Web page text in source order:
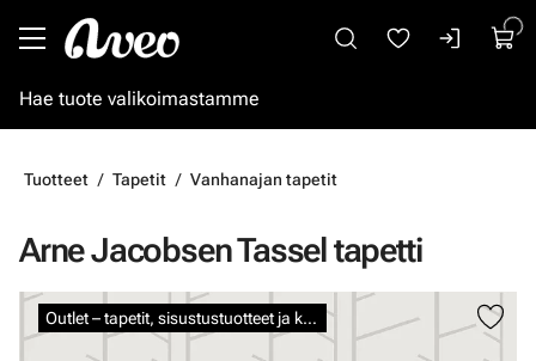
Tuotteet Tapetit Vanhanajan tapetit
Arne Jacobsen Tassel tapetti
Outlet – tapetit, sisustustuotteet ja kalkkimaalit
Ohita kuvat